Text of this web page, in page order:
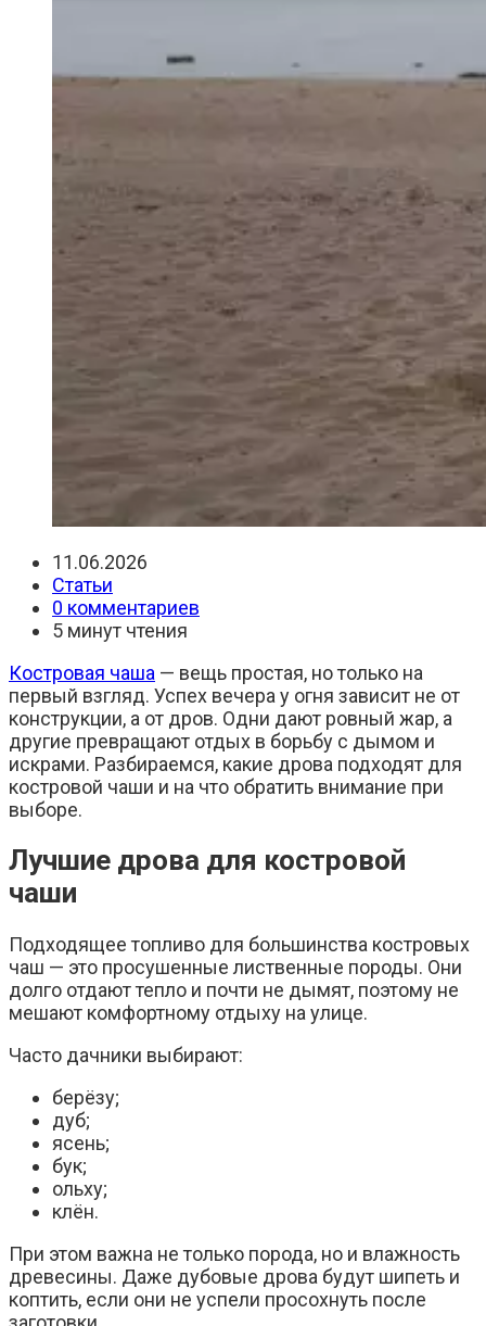
Запись
опубликована:
11.06.2026
Рубрика
записи:
Статьи
Комментарии
к
0 комментариев
Время
5 минут чтения
Костровая чаша — вещь простая, но только на
первый взгляд. Успех вечера у огня зависит не от
конструкции, а от дров. Одни дают ровный жар, а
другие превращают отдых в борьбу с дымом и
искрами. Разбираемся, какие дрова подходят для
костровой чаши и на что обратить внимание при
выборе.
Лучшие дрова для костровой
чаши
Подходящее топливо для большинства костровых
чаш — это просушенные лиственные породы. Они
долго отдают тепло и почти не дымят, поэтому не
мешают комфортному отдыху на улице.
Часто дачники выбирают:
берёзу;
дуб;
ясень;
бук;
ольху;
клён.
При этом важна не только порода, но и влажность
древесины. Даже дубовые дрова будут шипеть и
коптить, если они не успели просохнуть после